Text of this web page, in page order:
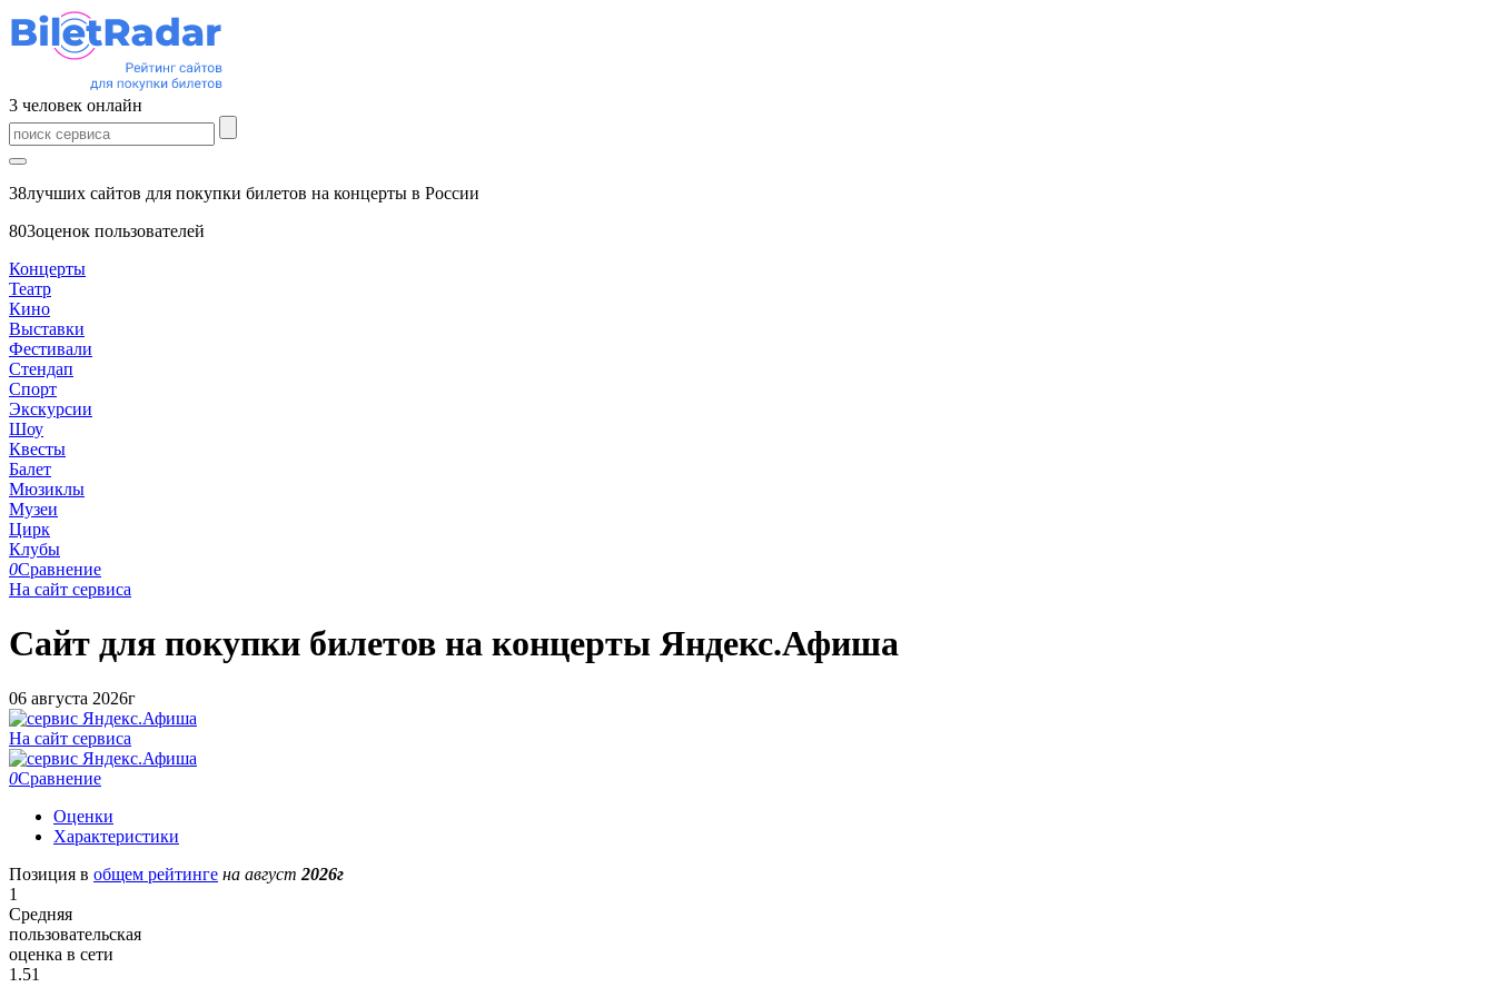
3 человек онлайн
38лучших сайтов для покупки билетов на концерты в России
803оценок пользователей
Концерты
Театр
Кино
Выставки
Фестивали
Стендап
Спорт
Экскурсии
Шоу
Квесты
Балет
Мюзиклы
Музеи
Цирк
Клубы
0Сравнение
На сайт сервиса
Сайт для покупки билетов на концерты Яндекс.Афиша
06 августа 2026г
На сайт сервиса
0Сравнение
Оценки
Характеристики
Позиция в общем рейтинге на август 2026г
1
Средняя
пользовательская
оценка в сети
1.51